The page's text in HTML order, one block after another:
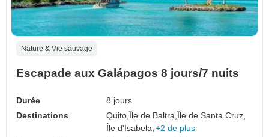
Nature & Vie sauvage
Escapade aux Galápagos 8 jours/7 nuits
Durée
8 jours
Destinations
Quito,Île de Baltra,Île de Santa Cruz,
Île d'Isabela, +2 de plus